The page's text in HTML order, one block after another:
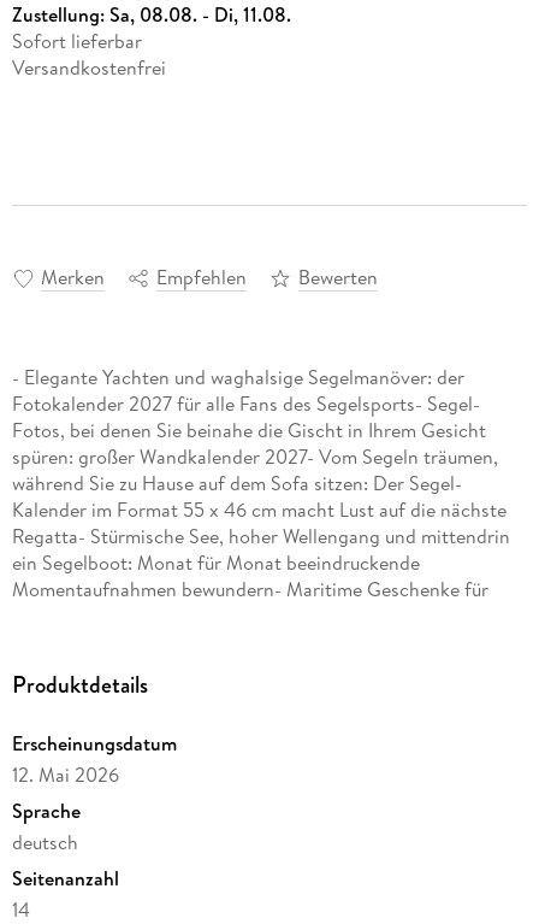
Zustellung:Sa, 08.08. - Di, 11.08.
Sofort lieferbar
Versandkostenfrei
Merken Empfehlen Bewerten
- Elegante Yachten und waghalsige Segelmanöver: der
Fotokalender 2027 für alle Fans des Segelsports- Segel-
Fotos, bei denen Sie beinahe die Gischt in Ihrem Gesicht
spüren: großer Wandkalender 2027- Vom Segeln träumen,
während Sie zu Hause auf dem Sofa sitzen: Der Segel-
Kalender im Format 55 x 46 cm macht Lust auf die nächste
Regatta- Stürmische See, hoher Wellengang und mittendrin
ein Segelboot: Monat für Monat beeindruckende
Momentaufnahmen bewundern- Maritime Geschenke für
Produktdetails
Erscheinungsdatum
12. Mai 2026
Sprache
deutsch
Seitenanzahl
14